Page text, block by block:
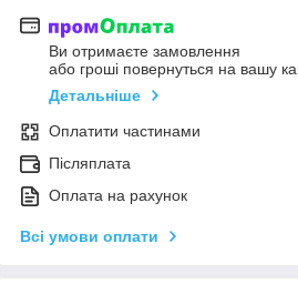
Ви отримаєте замовлення
або гроші повернуться на вашу
Детальніше
Оплатити частинами
Післяплата
Оплата на рахунок
Всі умови оплати